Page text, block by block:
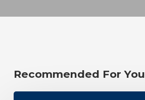
Recommended For You